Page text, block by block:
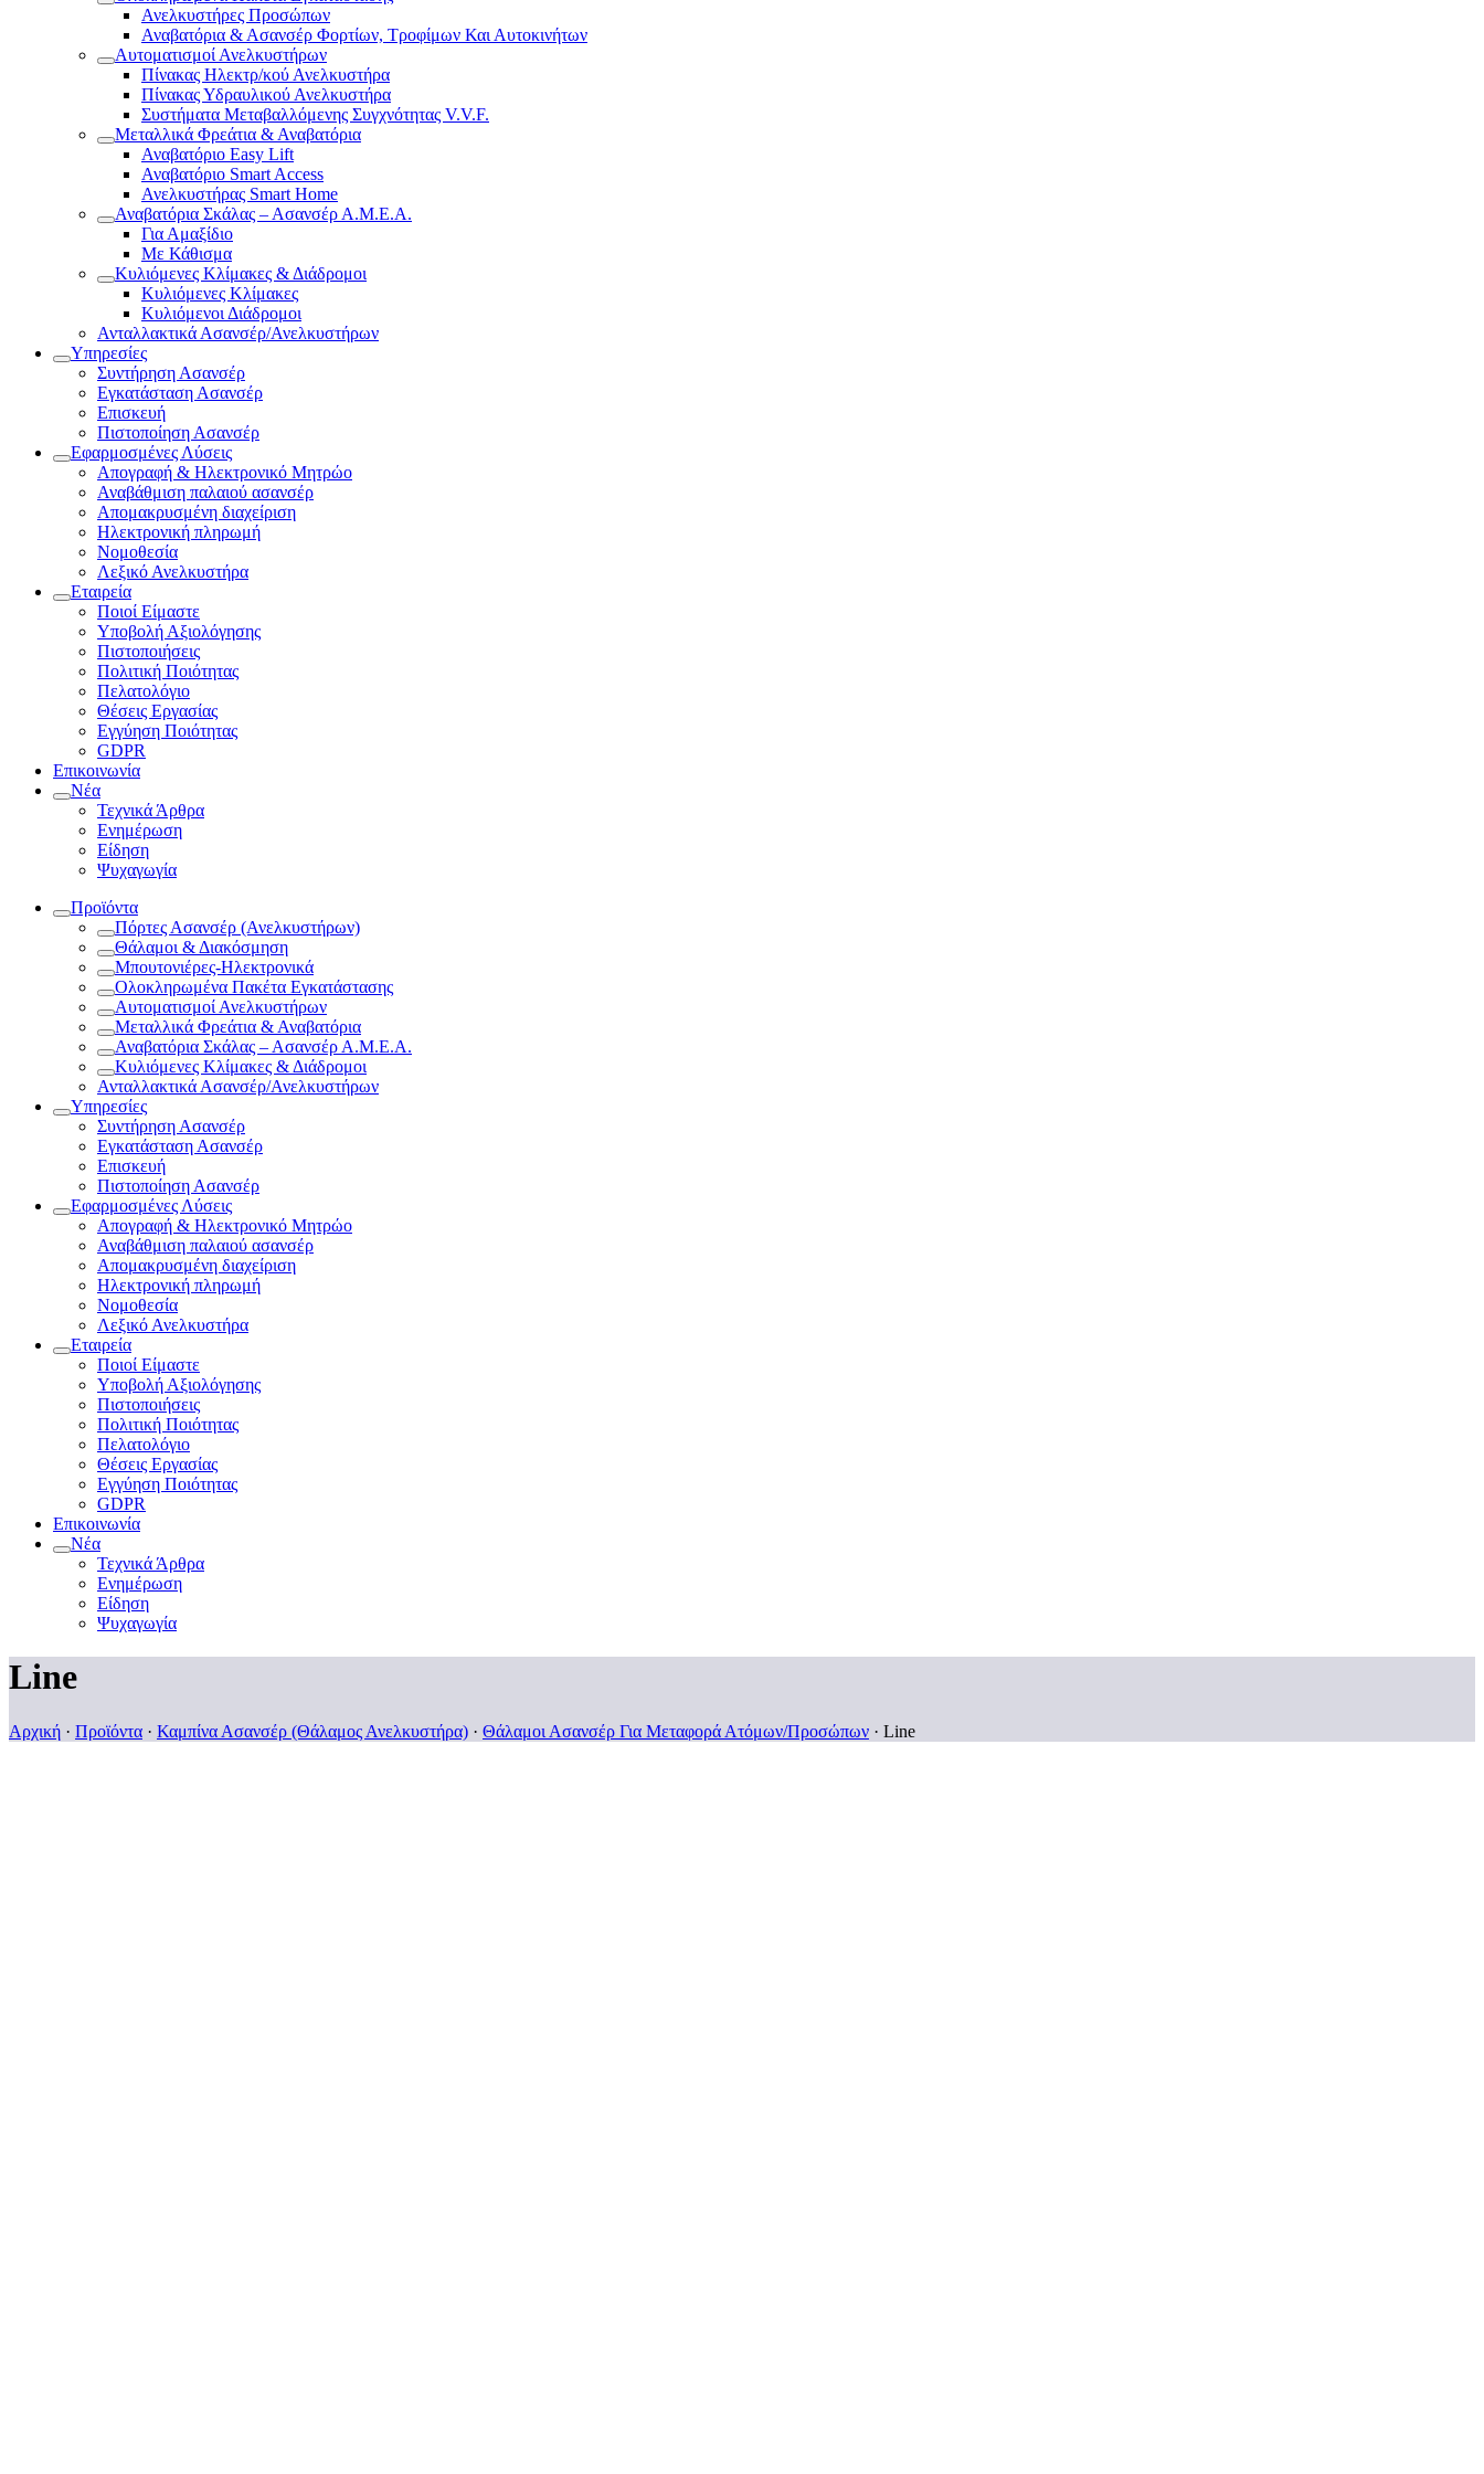
Ανελκυστήρες Προσώπων
Αναβατόρια & Ασανσέρ Φορτίων, Τροφίμων Και Αυτοκινήτων
Αυτοματισμοί Ανελκυστήρων
Πίνακας Ηλεκτρ/κού Ανελκυστήρα
Πίνακας Υδραυλικού Ανελκυστήρα
Συστήματα Μεταβαλλόμενης Συγχνότητας V.V.F.
Μεταλλικά Φρεάτια & Αναβατόρια
Αναβατόριο Easy Lift
Αναβατόριο Smart Access
Ανελκυστήρας Smart Home
Αναβατόρια Σκάλας – Ασανσέρ Α.Μ.Ε.Α.
Για Αμαξίδιο
Με Κάθισμα
Κυλιόμενες Κλίμακες & Διάδρομοι
Κυλιόμενες Κλίμακες
Κυλιόμενοι Διάδρομοι
Ανταλλακτικά Ασανσέρ/Ανελκυστήρων
Υπηρεσίες
Συντήρηση Ασανσέρ
Εγκατάσταση Ασανσέρ
Επισκευή
Πιστοποίηση Ασανσέρ
Εφαρμοσμένες Λύσεις
Απογραφή & Ηλεκτρονικό Μητρώο
Αναβάθμιση παλαιού ασανσέρ
Απομακρυσμένη διαχείριση
Ηλεκτρονική πληρωμή
Νομοθεσία
Λεξικό Ανελκυστήρα
Εταιρεία
Ποιοί Είμαστε
Υποβολή Αξιολόγησης
Πιστοποιήσεις
Πολιτική Ποιότητας
Πελατολόγιο
Θέσεις Εργασίας
Εγγύηση Ποιότητας
GDPR
Επικοινωνία
Νέα
Τεχνικά Άρθρα
Ενημέρωση
Είδηση
Ψυχαγωγία
Προϊόντα
Πόρτες Ασανσέρ (Ανελκυστήρων)
Θάλαμοι & Διακόσμηση
Μπουτονιέρες-Ηλεκτρονικά
Ολοκληρωμένα Πακέτα Εγκατάστασης
Αυτοματισμοί Ανελκυστήρων
Μεταλλικά Φρεάτια & Αναβατόρια
Αναβατόρια Σκάλας – Ασανσέρ Α.Μ.Ε.Α.
Κυλιόμενες Κλίμακες & Διάδρομοι
Ανταλλακτικά Ασανσέρ/Ανελκυστήρων
Υπηρεσίες
Συντήρηση Ασανσέρ
Εγκατάσταση Ασανσέρ
Επισκευή
Πιστοποίηση Ασανσέρ
Εφαρμοσμένες Λύσεις
Απογραφή & Ηλεκτρονικό Μητρώο
Αναβάθμιση παλαιού ασανσέρ
Απομακρυσμένη διαχείριση
Ηλεκτρονική πληρωμή
Νομοθεσία
Λεξικό Ανελκυστήρα
Εταιρεία
Ποιοί Είμαστε
Υποβολή Αξιολόγησης
Πιστοποιήσεις
Πολιτική Ποιότητας
Πελατολόγιο
Θέσεις Εργασίας
Εγγύηση Ποιότητας
GDPR
Επικοινωνία
Νέα
Τεχνικά Άρθρα
Ενημέρωση
Είδηση
Ψυχαγωγία
Line
Αρχική · Προϊόντα · Καμπίνα Ασανσέρ (Θάλαμος Ανελκυστήρα) · Θάλαμοι Ασανσέρ Για Μεταφορά Ατόμων/Προσώπων · Line